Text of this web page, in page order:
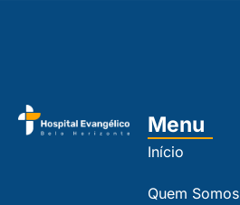
Menu
Início
Quem Somos